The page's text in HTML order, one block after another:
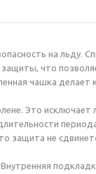
на льду.
защиты, что
чашка
Это
защита не